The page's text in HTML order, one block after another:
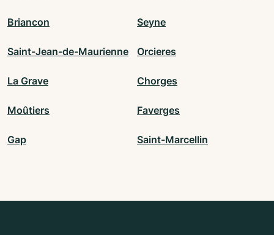
Briancon Seyne
Saint-Jean-de-Maurienne Orcieres
La Grave Chorges
Moûtiers Faverges
Gap Saint-Marcellin